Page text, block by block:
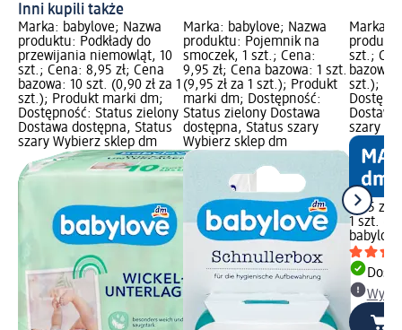
Inni kupili także
Marka: babylove; Nazwa
produktu: Podkłady do
przewijania niemowląt, 10
szt.; Cena: 8,95 zł; Cena
bazowa: 10 szt. (0,90 zł za 1
szt.); Produkt marki dm;
Dostępność: Status zielony
Dostawa dostępna, Status
szary Wybierz sklep dm
Marka: babylove; Nazwa
produktu: Pojemnik na
smoczek, 1 szt.; Cena:
9,95 zł; Cena bazowa: 1 szt.
(9,95 zł za 1 szt.); Produkt
marki dm; Dostępność:
Status zielony Dostawa
dostępna, Status szary
Wybierz sklep dm
Marka:
szt.;
bazowa:
szt.);
szary
9,95 zł
1 szt.
babylove